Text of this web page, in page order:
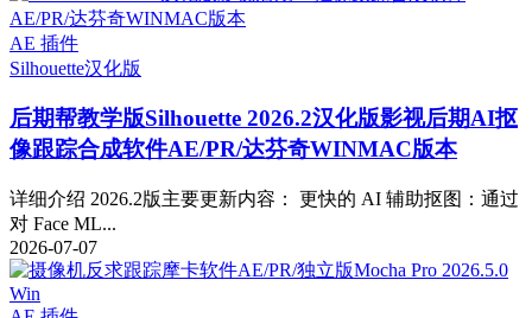
AE 插件
Silhouette汉化版
后期帮教学版Silhouette 2026.2汉化版影视后期AI抠
像跟踪合成软件AE/PR/达芬奇WINMAC版本
详细介绍 2026.2版主要更新内容： 更快的 AI 辅助抠图：通过
对 Face ML...
2026-07-07